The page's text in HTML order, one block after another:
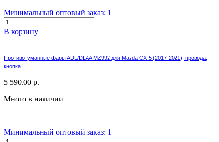
Минимальный оптовый заказ: 1
В корзину
Противотуманные фары ADL/DLAA MZ992 для Mazda CX-5 (2017-2021), провода,
кнопка
5 590.00 р.
Много в наличии
Минимальный оптовый заказ: 1